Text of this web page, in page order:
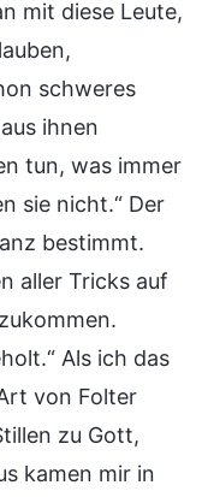
mit diese Leute,
schweres
ihnen
tun, was immer
sie nicht.“ Der
bestimmt.
aller Tricks auf
Als ich das
von Folter
zu Gott,
kamen mir in